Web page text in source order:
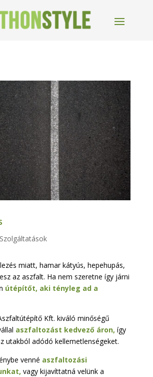
Szolgáltatások
miatt, hamar kátyús, hepehupás,
az aszfalt. Ha nem szeretne így járni
útépítőt, aki tényleg ad a
Kft. kiváló minőségű
aszfaltozást kedvező áron, így
utakból adódó kellemetlenségeket.
venné aszfaltozási
vagy kijavíttatná velünk a